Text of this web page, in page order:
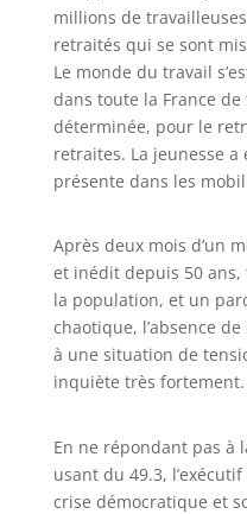
millions de
retraités qui se sont
Le monde du travail
dans toute la France
déterminée, pour le
retraites. La jeunesse
présente dans les
Après deux mois d’un
et inédit depuis 50
la population, et un
chaotique, l’absence
à une situation de
inquiète très fortement.
En ne répondant pas à
usant du 49.3,
crise démocratique et